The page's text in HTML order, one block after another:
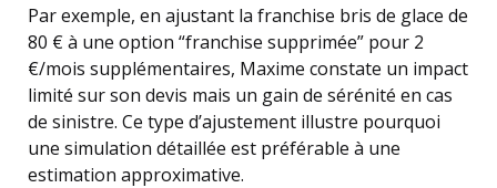
Par exemple, en ajustant la franchise bris de glace de
80 € à une option “franchise supprimée” pour 2
€/mois supplémentaires, Maxime constate un impact
limité sur son devis mais un gain de sérénité en cas
de sinistre. Ce type d’ajustement illustre pourquoi
une simulation détaillée est préférable à une
estimation approximative.